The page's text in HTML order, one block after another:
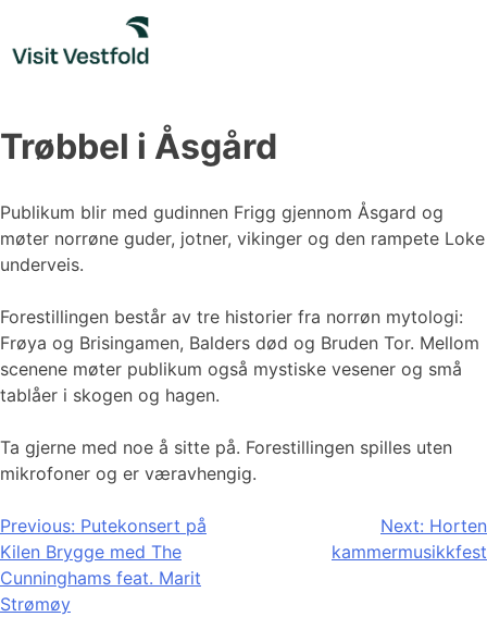
content
Trøbbel i Åsgård
Publikum blir med gudinnen Frigg gjennom Åsgard og
møter norrøne guder, jotner, vikinger og den rampete Loke
underveis.
Forestillingen består av tre historier fra norrøn mytologi:
Frøya og Brisingamen, Balders død og Bruden Tor. Mellom
scenene møter publikum også mystiske vesener og små
tablåer i skogen og hagen.
Ta gjerne med noe å sitte på. Forestillingen spilles uten
mikrofoner og er væravhengig.
Innleggsnavigasjon
Previous: Putekonsert på
Kilen Brygge med The
Cunninghams feat. Marit
Strømøy
Next: Horten
kammermusikkfest